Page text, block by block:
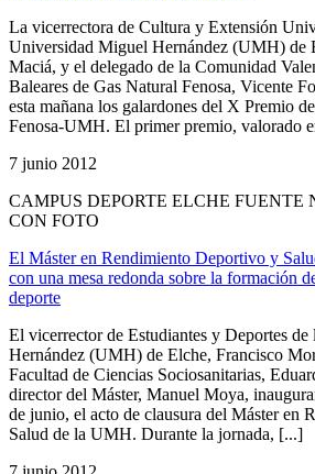
La vicerrectora de Cultura y Extensión
Universidad Miguel Hernández (UMH) de
Maciá, y el delegado de la Comunidad
Baleares de Gas Natural Fenosa, Vicente
esta mañana los galardones del X Premio
Fenosa-UMH. El primer premio, valorado
7 junio 2012
CAMPUS DEPORTE ELCHE FUENTE
CON FOTO
El Máster en Rendimiento Deportivo y
con una mesa redonda sobre la formación
deporte
El vicerrector de Estudiantes y Deportes
Hernández (UMH) de Elche, Francisco
Facultad de Ciencias Sociosanitarias,
director del Máster, Manuel Moya,
de junio, el acto de clausura del Máster en
Salud de la UMH. Durante la jornada, [...]